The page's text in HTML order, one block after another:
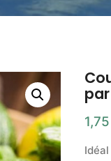
1,75